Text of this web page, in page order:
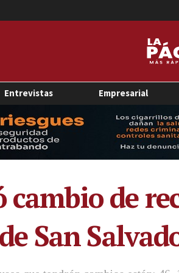
Entrevistas Empresarial
de
San